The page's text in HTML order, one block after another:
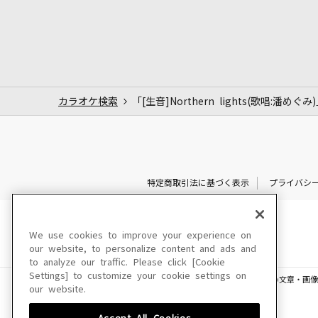
カラオケ検索 「[生音]Northern lights(歌唱:潘めぐみ)
特定商取引法に基づく表示 プライバシ
このサイトに掲載されている一切の文章・画
We use cookies to improve your experience on
our website, to personalize content and ads and
to analyze our traffic. Please click [Cookie
Settings] to customize your cookie settings on
our website.